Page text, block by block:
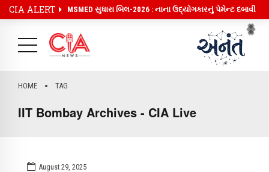
CIA ALERT MSMED સુધારા બિલ-2026 : નાના ઉદ્યોગકારનું પેમેન્ટ દબાવી
HOME TAG
IIT Bombay Archives - CIA Live
August 29, 2025